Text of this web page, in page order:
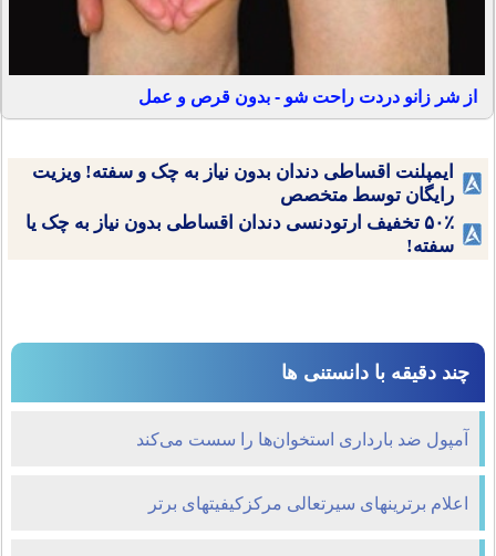
از شر زانو دردت راحت شو - بدون قرص و عمل
ایمپلنت اقساطی دندان بدون نیاز به چک و سفته! ویزیت
رایگان توسط متخصص
۵۰٪ تخفیف ارتودنسی دندان اقساطی بدون نیاز به چک یا
سفته!
چند دقیقه با دانستنی ها
آمپول ضد بارداری استخوان‌ها را سست می‌كند
اعلام برترینهای سیرتعالی مرکزکیفیتهای برتر